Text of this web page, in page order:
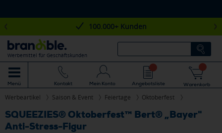
100.000+ Kunden
Werbemittel für Geschäftskunden
Menü Kontakt Mein Konto Angebotsliste Warenkorb
Werbeartikel Saison & Event Feiertage Oktoberfest
SQUEEZIES® Oktoberfest™ Bert® „Bayer"
Anti-Stress-Figur